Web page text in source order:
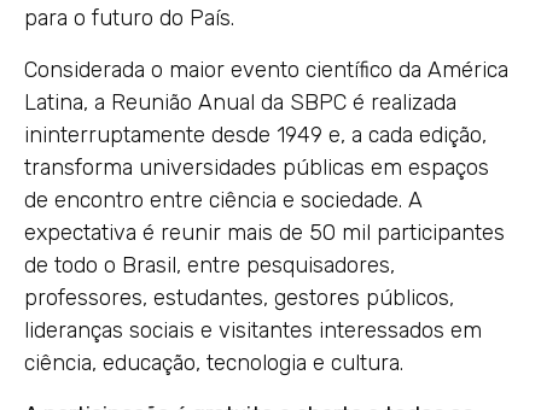
para o futuro do País.
Considerada o maior evento científico da América
Latina, a Reunião Anual da SBPC é realizada
ininterruptamente desde 1949 e, a cada edição,
transforma universidades públicas em espaços
de encontro entre ciência e sociedade. A
expectativa é reunir mais de 50 mil participantes
de todo o Brasil, entre pesquisadores,
professores, estudantes, gestores públicos,
lideranças sociais e visitantes interessados em
ciência, educação, tecnologia e cultura.